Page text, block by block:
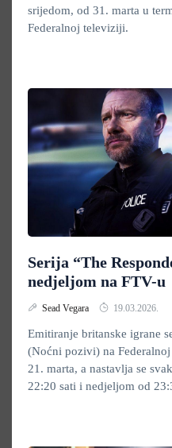
srijedom, od 31. marta u
Federalnoj televiziji.
Serija “The
nedjeljom na FTV-u
Sead Vegara 19.03.2026.
Emitiranje britanske igrane
(Noćni pozivi) na
21. marta, a nastavlja se
22:20 sati i nedjeljom od